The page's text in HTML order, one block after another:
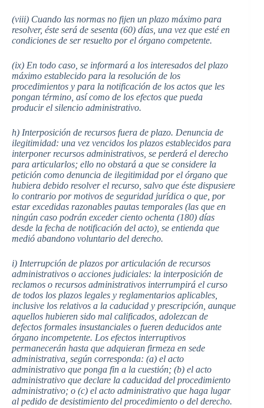
(viii) Cuando las normas no fijen un plazo máximo para
resolver, éste será de sesenta (60) días, una vez que esté en
condiciones de ser resuelto por el órgano competente.
(ix) En todo caso, se informará a los interesados del plazo
máximo establecido para la resolución de los
procedimientos y para la notificación de los actos que les
pongan término, así como de los efectos que pueda
producir el silencio administrativo.
h) Interposición de recursos fuera de plazo. Denuncia de
ilegitimidad: una vez vencidos los plazos establecidos para
interponer recursos administrativos, se perderá el derecho
para articularlos; ello no obstará a que se considere la
petición como denuncia de ilegitimidad por el órgano que
hubiera debido resolver el recurso, salvo que éste dispusiere
lo contrario por motivos de seguridad jurídica o que, por
estar excedidas razonables pautas temporales (las que en
ningún caso podrán exceder ciento ochenta (180) días
desde la fecha de notificación del acto), se entienda que
medió abandono voluntario del derecho.
i) Interrupción de plazos por articulación de recursos
administrativos o acciones judiciales: la interposición de
reclamos o recursos administrativos interrumpirá el curso
de todos los plazos legales y reglamentarios aplicables,
inclusive los relativos a la caducidad y prescripción, aunque
aquellos hubieren sido mal calificados, adolezcan de
defectos formales insustanciales o fueren deducidos ante
órgano incompetente. Los efectos interruptivos
permanecerán hasta que adquieran firmeza en sede
administrativa, según corresponda: (a) el acto
administrativo que ponga fin a la cuestión; (b) el acto
administrativo que declare la caducidad del procedimiento
administrativo; o (c) el acto administrativo que haga lugar
al pedido de desistimiento del procedimiento o del derecho.